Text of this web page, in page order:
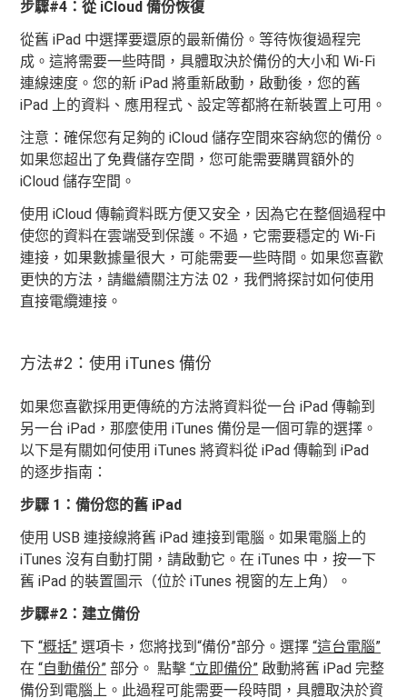
步驟#4：從 iCloud 備份恢復
從舊 iPad 中選擇要還原的最新備份。等待恢復過程完
成。這將需要一些時間，具體取決於備份的大小和 Wi-Fi
連線速度。您的新 iPad 將重新啟動，啟動後，您的舊
iPad 上的資料、應用程式、設定等都將在新裝置上可用。
注意：確保您有足夠的 iCloud 儲存空間來容納您的備份。
如果您超出了免費儲存空間，您可能需要購買額外的
iCloud 儲存空間。
使用 iCloud 傳輸資料既方便又安全，因為它在整個過程中
使您的資料在雲端受到保護。不過，它需要穩定的 Wi-Fi
連接，如果數據量很大，可能需要一些時間。如果您喜歡
更快的方法，請繼續關注方法 02，我們將探討如何使用
直接電纜連接。
方法#2：使用 iTunes 備份
如果您喜歡採用更傳統的方法將資料從一台 iPad 傳輸到
另一台 iPad，那麼使用 iTunes 備份是一個可靠的選擇。
以下是有關如何使用 iTunes 將資料從 iPad 傳輸到 iPad
的逐步指南：
步驟 1：備份您的舊 iPad
使用 USB 連接線將舊 iPad 連接到電腦。如果電腦上的
iTunes 沒有自動打開，請啟動它。在 iTunes 中，按一下
舊 iPad 的裝置圖示（位於 iTunes 視窗的左上角）。
步驟#2：建立備份
下“概括” 選項卡，您將找到“備份”部分。選擇“這台電腦”
在“自動備份” 部分。 點擊“立即備份” 啟動將舊 iPad 完整
備份到電腦上。此過程可能需要一段時間，具體取決於資